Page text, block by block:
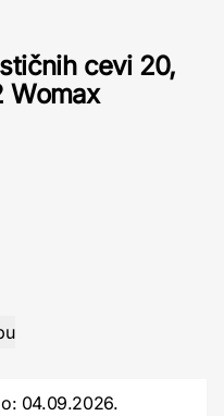
cevi 20,
Womax
04.09.2026.